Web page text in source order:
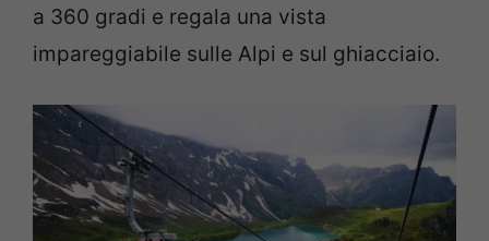
a 360 gradi e regala una vista
impareggiabile sulle Alpi e sul ghiacciaio.